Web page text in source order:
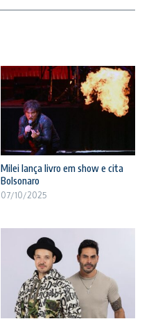
Milei lança livro em show e cita
Bolsonaro
07/10/2025